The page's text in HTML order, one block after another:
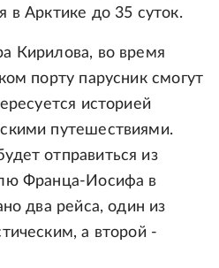
в Арктике до 35 суток.
Кирилова, во время
порту парусник смогут
историей
путешествиями.
отправиться из
Франца-Иосифа в
два рейса, один из
а второй -